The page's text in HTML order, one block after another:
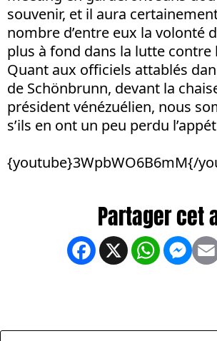
souvenir, et il aura
nombre d’entre eux la volonté
plus à fond dans la lutte contre
Quant aux officiels attablés
de Schönbrunn, devant la
président vénézuélien, nous
s’ils en ont un peu perdu
{youtube}3WpbWO6B6mM{/
Facebook
X